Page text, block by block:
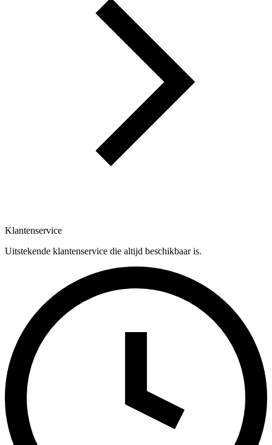
Klantenservice
Uitstekende klantenservice die altijd beschikbaar is.